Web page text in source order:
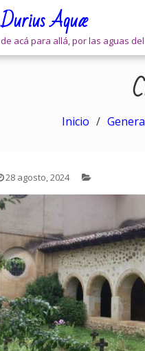
Durius Aquæ
de acá para allá, por las aguas
Inicio
28 agosto, 2024